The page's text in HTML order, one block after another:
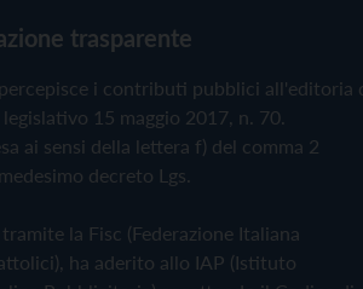
trasparente
i contributi pubblici all'editoria
15 maggio 2017, n. 70.
ai sensi della lettera f) del comma 2
decreto Lgs.
la Fisc (Federazione Italiana
ha aderito allo IAP (Istituto